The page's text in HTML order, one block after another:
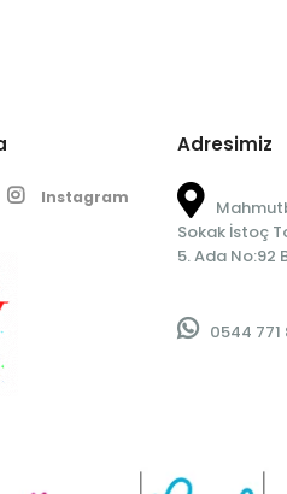
Instagram
Adresimiz
Sokak İstoç
5. Ada No:92
0544 771